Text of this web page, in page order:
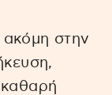
ακόμη στην